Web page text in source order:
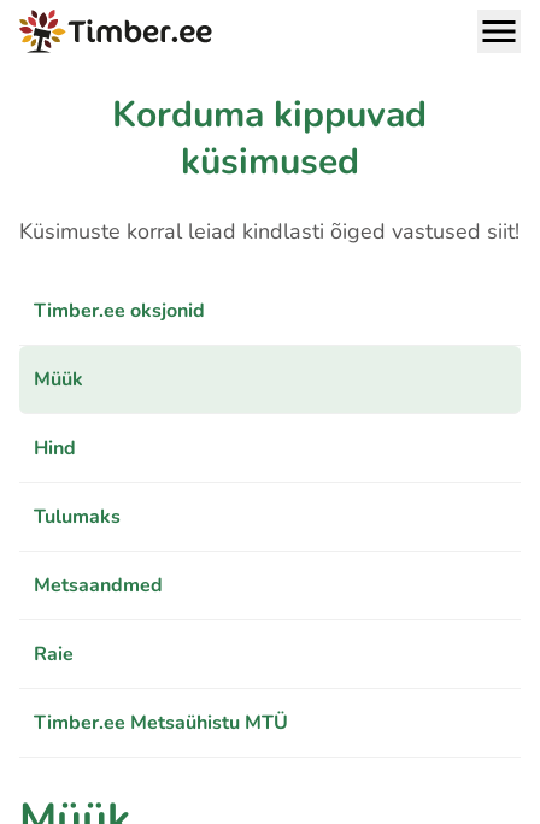
Korduma kippuvad
küsimused
Küsimuste korral leiad kindlasti õiged vastused siit!
Timber.ee oksjonid
Müük
Hind
Tulumaks
Metsaandmed
Raie
Timber.ee Metsaühistu MTÜ